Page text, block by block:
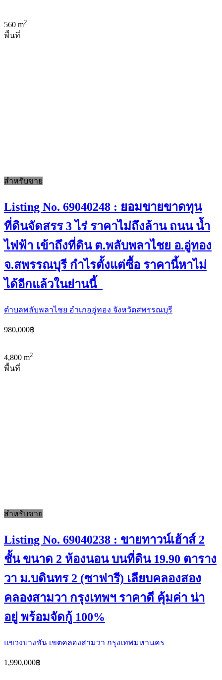
560 m2
พื้นที่
สำหรับขาย
Listing No. 69040248 : ยอมขายขาดทุน
ที่ดินจัดสรร 3 ไร่ ราคาไม่ถึงล้าน ถนน น้ำ
ไฟฟ้า เข้าถึงที่ดิน ต.พลับพลาไชย อ.อู่ทอง
จ.สพรรณบุรี กำไรตั้งแต่ซื้อ ราคานี้หาไม่
ได้อีกแล้วในย่านนี้
ตำบลพลับพลาไชย อำเภออู่ทอง จังหวัดสพรรณบุรี
980,000฿
4,800 m2
พื้นที่
สำหรับขาย
Listing No. 69040238 : ขายทาวน์เฮ้าส์ 2
ชั้น ขนาด 2 ห้องนอน บนที่ดิน 19.90 ตาราง
วา ม.บดินทร 2 (ซาฟารี) เลียบคลองสอง
คลองสามวา กรุงเทพฯ ราคาดี คุ้มค่า น่า
อยู่ พร้อมจัดกู้ 100%
แขวงบางชัน เขตคลองสามวา กรุงเทพมหานคร
1,990,000฿